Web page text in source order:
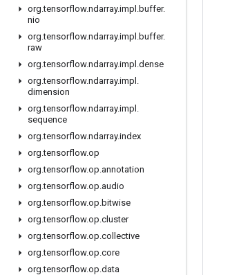
org.tensorflow.ndarray.impl .buffer.
nio
org.tensorflow.ndarray.impl .buffer.
raw
org.tensorflow.ndarray.impl .dense
org.tensorflow.ndarray.impl .
dimension
org.tensorflow.ndarray.impl .
sequence
org.tensorflow.ndarray.index
org.tensorflow.op
org.tensorflow.op.annotation
org.tensorflow.op.audio
org.tensorflow.op.bitwise
org.tensorflow.op.cluster
org.tensorflow.op.collective
org.tensorflow.op.core
org.tensorflow.op.data